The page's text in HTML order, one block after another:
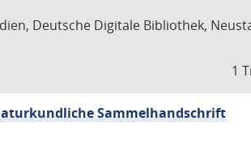
Deutsche Digitale Bibliothek,
1
Sammelhandschrift